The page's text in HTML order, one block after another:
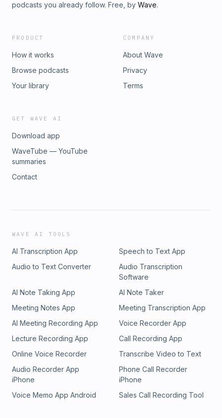
podcasts you already follow. Free, by Wave.
PRODUCT
How it works
Browse podcasts
Your library
COMPANY
About Wave
Privacy
Terms
GET WAVE AI
Download app
WaveTube — YouTube
summaries
Contact
WAVE AI TOOLS
AI Transcription App
Speech to Text App
Audio to Text Converter
Audio Transcription
Software
AI Note Taking App
AI Note Taker
Meeting Notes App
Meeting Transcription App
AI Meeting Recording App
Voice Recorder App
Lecture Recording App
Call Recording App
Online Voice Recorder
Transcribe Video to Text
Audio Recorder App
iPhone
Phone Call Recorder
iPhone
Voice Memo App Android
Sales Call Recording Tool